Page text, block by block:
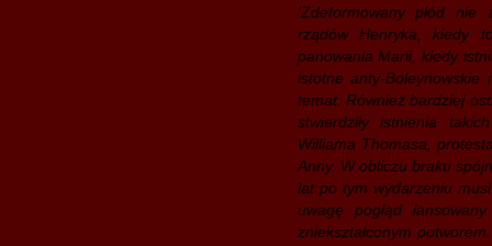
‘Zdeformowany płód
rządów Henryka, kiedy
panowania Marii, kiedy
istotne anty-Boleynowskie
temat. Również bardziej
stwierdziły istnienia
Williama Thomasa,
Anny. W obliczu braku
lat po tym wydarzeniu
uwagę pogląd
zniekształconym